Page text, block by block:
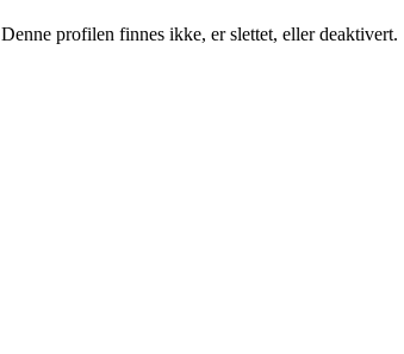
Denne profilen finnes ikke, er slettet, eller deaktivert.